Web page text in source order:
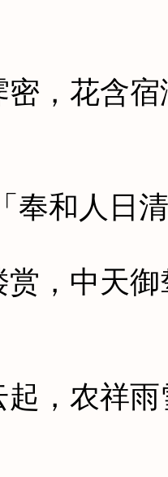
花含宿
和人日清
中天御
农祥雨